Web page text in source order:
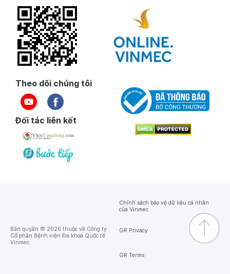
Theo dõi chúng tôi
Đối tác liên kết
Bản quyền © 2026 thuộc về Công ty
Cổ phần Bệnh viện Đa khoa Quốc tế
Vinmec
Chính sách bảo vệ dữ liệu cá nhân
của Vinmec
GR Privacy
GR Terms